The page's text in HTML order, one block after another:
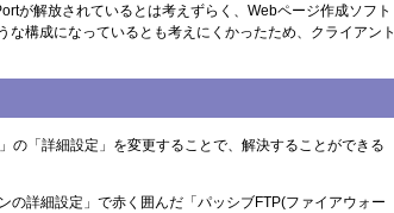
が解放されているとは考えずらく、Webページ作成ソフト
構成になっているとも考えにくかったため、クライアント
の「詳細設定」を変更することで、解決することができる
の詳細設定」で赤く囲んだ「パッシブFTP(ファイアウォー